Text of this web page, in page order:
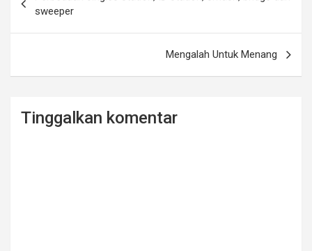
o
k
possweeper
Mengalah Untuk Menang
Tinggalkan komentar